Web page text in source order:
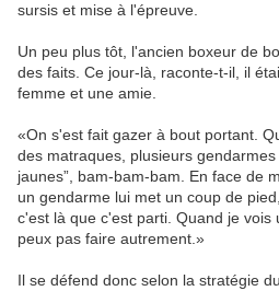
sursis et mise à l'épreuve.
Un peu plus tôt, l'ancien boxeur de
des faits. Ce jour-là, raconte-t-il, il
femme et une amie.
«On s'est fait gazer à bout portant.
des matraques, plusieurs
jaunes”, bam-bam-bam. En face de
un gendarme lui met un coup de
c'est là que c'est parti. Quand je vois
peux pas faire autrement.»
Il se défend donc selon la stratégie